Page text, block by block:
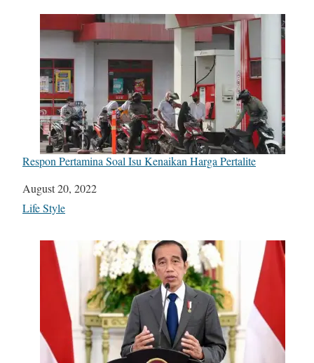
Respon Pertamina Soal Isu Kenaikan Harga Pertalite
Date
August 20, 2022
In relation to
Life Style